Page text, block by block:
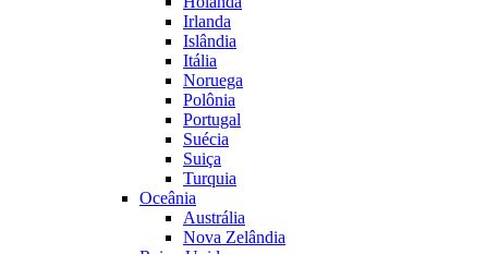
Irlanda
Islândia
Itália
Noruega
Polônia
Portugal
Suécia
Suiça
Turquia
Oceânia
Austrália
Nova Zelândia